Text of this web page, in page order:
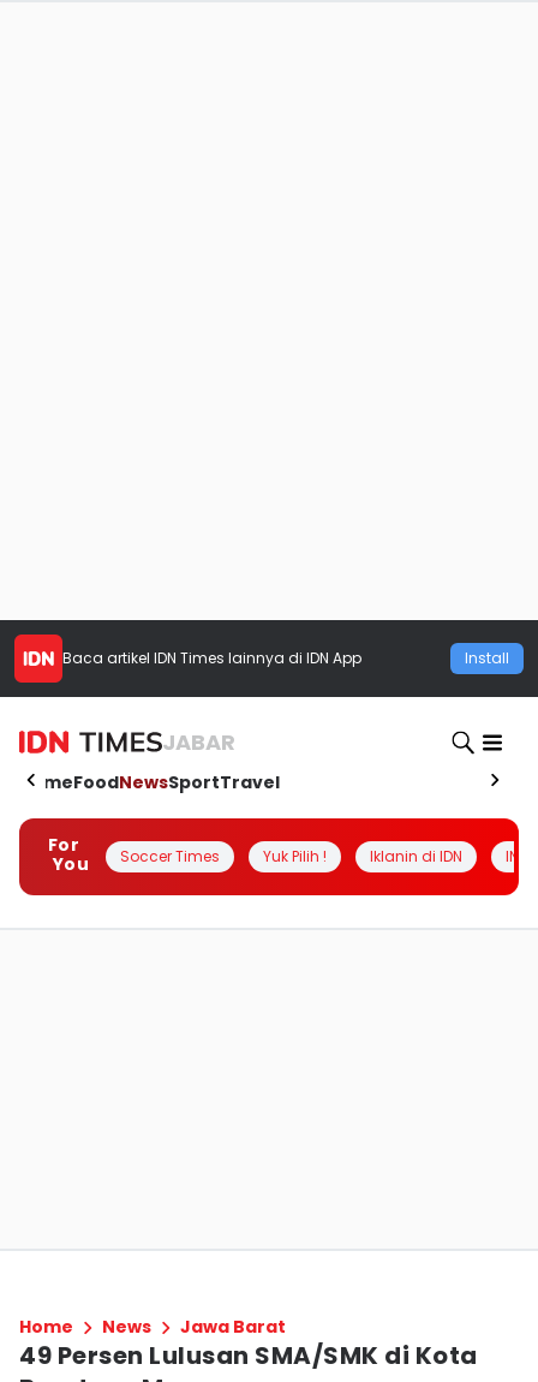
Baca artikel IDN Times lainnya di IDN App Install
JABAR
HomeFoodNewsSportTravel
For
You
Soccer Times Yuk Pilih ! Iklanin di IDN
Home News Jawa Barat
49 Persen Lulusan SMA/SMK di Kota